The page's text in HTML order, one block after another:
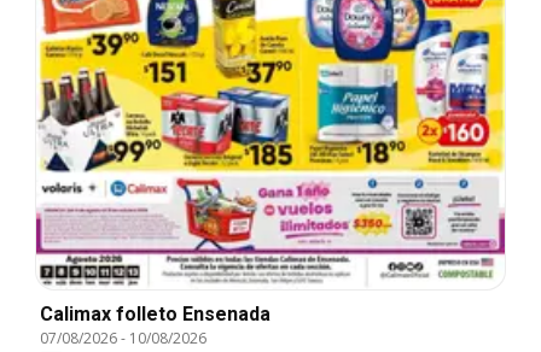
Calimax folleto Ensenada
07/08/2026- 10/08/2026